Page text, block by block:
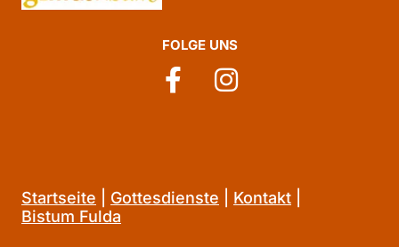
FOLGE UNS
Startseite Gottesdienste Kontakt
Bistum Fulda